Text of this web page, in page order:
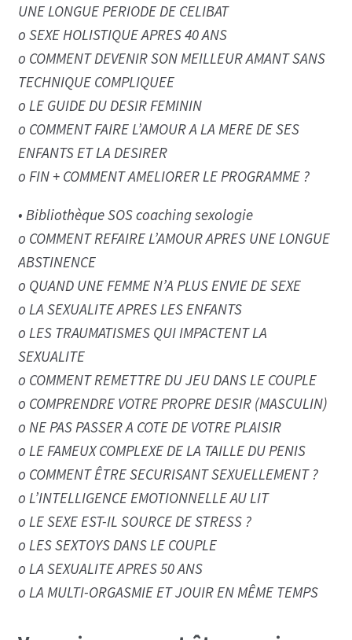
UNE LONGUE PERIODE DE CELIBAT
o SEXE HOLISTIQUE APRES 40 ANS
o COMMENT DEVENIR SON MEILLEUR AMANT SANS
TECHNIQUE COMPLIQUEE
o LE GUIDE DU DESIR FEMININ
o COMMENT FAIRE L’AMOUR A LA MERE DE SES
ENFANTS ET LA DESIRER
o FIN + COMMENT AMELIORER LE PROGRAMME ?
• Bibliothèque SOS coaching sexologie
o COMMENT REFAIRE L’AMOUR APRES UNE LONGUE
ABSTINENCE
o QUAND UNE FEMME N’A PLUS ENVIE DE SEXE
o LA SEXUALITE APRES LES ENFANTS
o LES TRAUMATISMES QUI IMPACTENT LA
SEXUALITE
o COMMENT REMETTRE DU JEU DANS LE COUPLE
o COMPRENDRE VOTRE PROPRE DESIR (MASCULIN)
o NE PAS PASSER A COTE DE VOTRE PLAISIR
o LE FAMEUX COMPLEXE DE LA TAILLE DU PENIS
o COMMENT ÊTRE SECURISANT SEXUELLEMENT ?
o L’INTELLIGENCE EMOTIONNELLE AU LIT
o LE SEXE EST-IL SOURCE DE STRESS ?
o LES SEXTOYS DANS LE COUPLE
o LA SEXUALITE APRES 50 ANS
o LA MULTI-ORGASMIE ET JOUIR EN MÊME TEMPS